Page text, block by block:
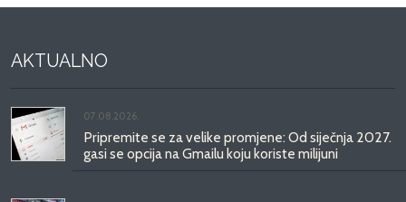
AKTUALNO
07.08.2026.
Pripremite se za velike promjene: Od siječnja 2027.
gasi se opcija na Gmailu koju koriste milijuni